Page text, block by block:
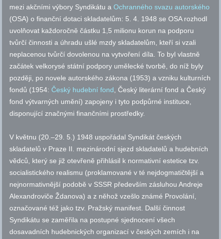
mezi akčními výbory Syndikátu aOchranného svazu autorského
(OSA) o finanční dotaci skladatelům: 5. 4. 1948 se OSA rozhodl
uvolňovat každoročně částku 1,5 milionu korun na podporu
tvůrčí činnosti a úhradu ušlé mzdy skladatelům, kteří si vzali
neplacenou tvůrčí dovolenou na vytvoření díla. To byl vlastně
začátek velkorysé státní podpory umělecké tvorbě, do níž byly
později, po novele autorského zákona (1953) a vzniku kulturních
fondů (1954:Český hudební fond, Český literární fond a Český
fond výtvarných umění) zapojeny i tyto podpůrné instituce,
disponující značnými finančními prostředky.
V květnu (20.–29. 5.) 1948 uspořádal Syndikát českých
skladatelů v Praze II. mezinárodní sjezd skladatelů a hudebních
vědců, který se již otevřeně přihlásil k normativní esteticetzv.
socialistického realismu (proklamované v té nejdogmatičtější a
nejnormativnější podobě v SSSR především zásluhou Andreje
Alexandroviče Ždanova) a z něhož vzešlo známé Provolání,
označované též jakotzv. Pražský manifest. Další činnost
Syndikátu se zaměřila na postupné sjednocení všech
dosavadních hudebnických organizací v českých zemích i na